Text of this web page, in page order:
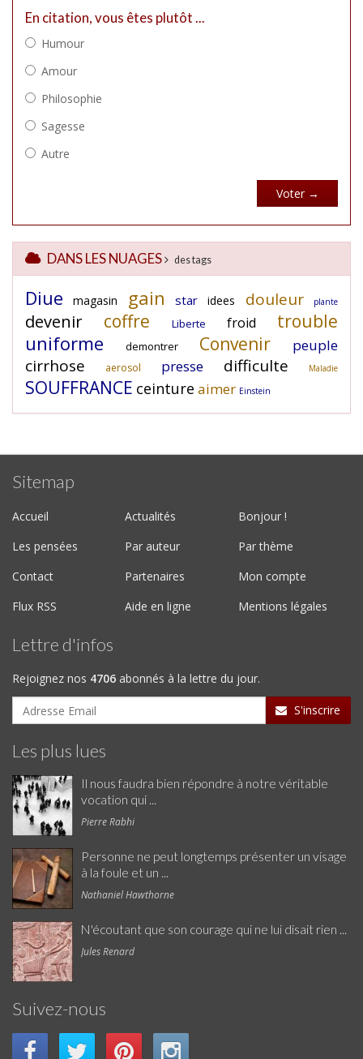
DANS LES NUAGES des tags
Diue magasin gain star idees douleur plante
devenir coffre Liberte froid trouble
uniforme demontrer Convenir peuple
cirrhose aerosol presse difficulte Maladie
SOUFFRANCE ceinture aimer Einstein
Sitemap
Accueil Actualités
Bonjour !
Les pensées
Par auteur
Par thème
Contact
Partenaires
Mon compte
Flux RSS
Aide en ligne Mentions légales
Lettre d'infos
Rejoignez nos 4706 abonnés à la lettre du jour.
S'inscrire
Les plus lues
Il nous faudra bien répondre à notre véritable
vocation qui ...
Pierre Rabhi
Personne ne peut longtemps présenter un visage
à la foule et un ...
Nathaniel Hawthorne
N'écoutant que son courage qui ne lui disait rien ...
Jules Renard
Suivez-nous